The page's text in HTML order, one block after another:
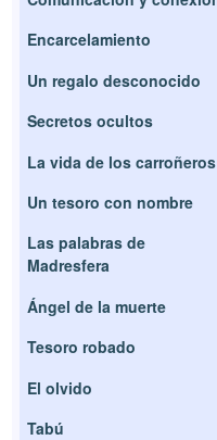
Encarcelamiento
Un regalo desconocido
Secretos ocultos
La vida de los carroñeros
Un tesoro con nombre
Las palabras de
Madresfera
Ángel de la muerte
Tesoro robado
El olvido
Tabú